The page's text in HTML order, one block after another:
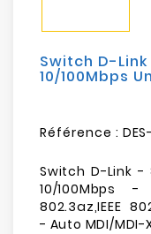
Loisirs
Switch D-
10/100Mbps
Référence :
Switch D-Link -
10/100Mbps -
802.3az,IEEE
- Auto MDI/MDI-